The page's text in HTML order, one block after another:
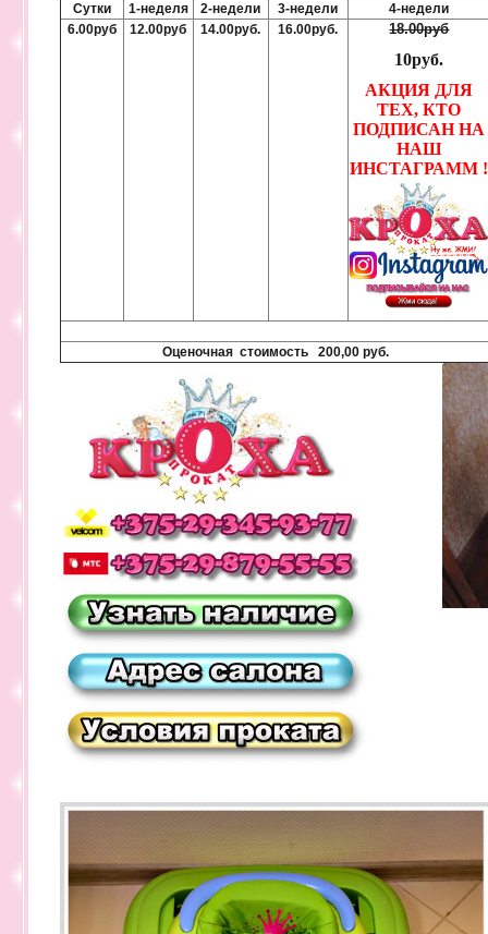
Сутки 1-неделя 2-недели 3-недели
4-недели
6.00руб
12.00руб 14.00руб. 16.00руб. 18.00руб
10руб.
АКЦИЯ ДЛЯ
ТЕХ, КТО
ПОДПИСАН НА
НАШ
ИНСТАГРАММ !
Оценочная стоимость 200,00 руб.